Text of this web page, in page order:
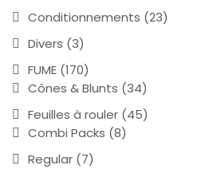
Conditionnements (23)
Divers (3)
FUME (170)
Cônes & Blunts (34)
Feuilles à rouler (45)
Combi Packs (8)
Regular (7)